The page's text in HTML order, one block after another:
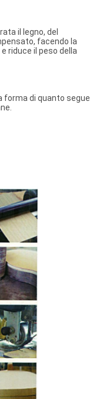
il legno, del
facendo la
riduce il peso della
forma di quanto segue